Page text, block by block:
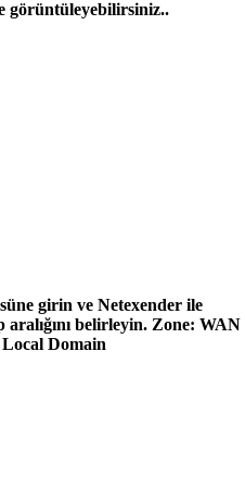
görüntüleyebilirsiniz..
girin ve Netexender ile
aralığını belirleyin. Zone: WAN
Domain